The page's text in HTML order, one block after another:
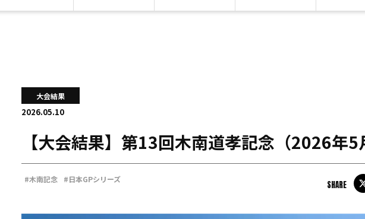
アラカルト
アイテム
日本学連加盟大学
大会結果
2026.05.10
【大会結果】第13回木南道孝記念（2026年5
#木南記念 #日本GPシリーズ SHARE